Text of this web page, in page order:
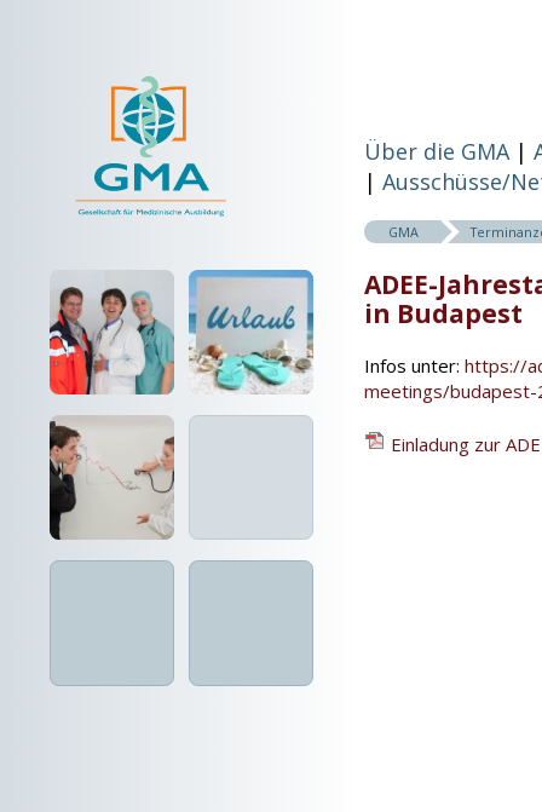
Über die GMA
Ausschüsse/
GMA
ADEE-
in Budapest
Infos unter:https://
meetings/budapest-
Einladung zur